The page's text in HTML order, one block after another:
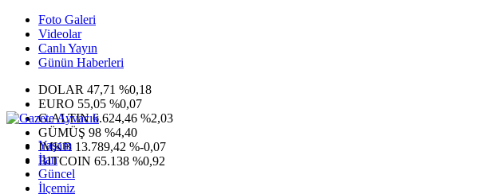
Foto Galeri
Videolar
Canlı Yayın
Günün Haberleri
DOLAR 47,71 %0,18
EURO 55,05 %0,07
G.ALTIN6.624,46 %2,03
GÜMÜŞ 98 %4,40
IMKB 13.789,42 %-0,07
BITCOIN 65.138 %0,92
Yaşam
İlan
Güncel
İlçemiz